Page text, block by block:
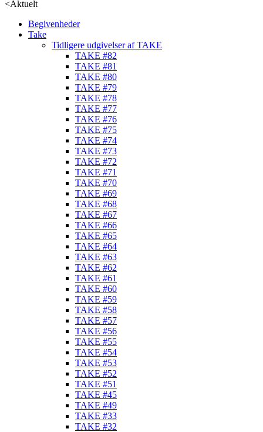
<Aktuelt
Begivenheder
Take
Tidligere udgivelser af TAKE
TAKE #82
TAKE #81
TAKE #80
TAKE #79
TAKE #78
TAKE #77
TAKE #76
TAKE #75
TAKE #74
TAKE #73
TAKE #72
TAKE #71
TAKE #70
TAKE #69
TAKE #68
TAKE #67
TAKE #66
TAKE #65
TAKE #64
TAKE #63
TAKE #62
TAKE #61
TAKE #60
TAKE #59
TAKE #58
TAKE #57
TAKE #56
TAKE #55
TAKE #54
TAKE #53
TAKE #52
TAKE #51
TAKE #45
TAKE #49
TAKE #33
TAKE #32